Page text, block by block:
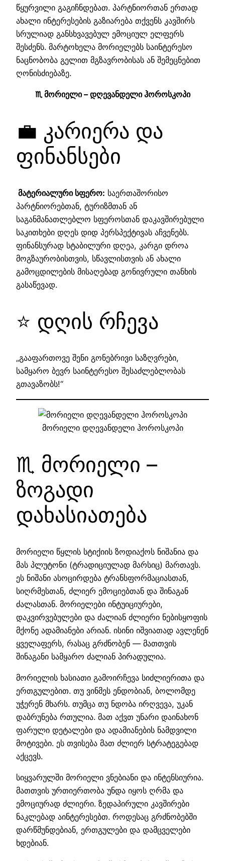
წყურვილი გაგიჩნდებათ. პარტნიორთან ერთად
ახალი ინტერესების გაზიარება თქვენს კავშირს
სრულიად განსხვავებულ ემოციულ ელფერს
შესძენს. მარტოხელა მორიელებს საინტერესო
ნაცნობობა გელით მგზავრობისას ან შემეცნებით
ღონისძიებაზე.
♏ მორიელი – დღევანდელი ჰოროსკოპი
💼 კარიერა და
ფინანსები
მატერიალური სფერო: საერთაშორისო
პარტნიორებთან, ტურიზმთან ან
საგანმანათლებლო სფეროსთან დაკავშირებული
საკითხები დღეს დიდ პერსპექტივას აჩვენებს.
ფინანსურად სტაბილური დღეა, კარგი დროა
მოგზაურობისთვის, სწავლისთვის ან ახალი
გამოცდილების მისაღებად გონივრული თანხის
გასაწევად.
⭐ დღის რჩევა
„გააფართოვე შენი გონებრივი საზღვრები,
სამყარო ბევრ საინტერესო შესაძლებლობას
გთავაზობს!“
მორიელი დღევანდელი ჰოროსკოპი
♏ მორიელი –
ზოგადი
დახასიათება
მორიელი წყლის სტიქიის ზოდიაქოს ნიშანია და
მას პლუტონი (ტრადიციულად მარსიც) მართავს.
ეს ნიშანი ასოცირდება ტრანსფორმაციასთან,
სიღრმესთან, ძლიერ ემოციებთან და შინაგან
ძალასთან. მორიელები ინტუიციურები,
დაკვირვებულები და ძალიან ძლიერი ნებისყოფის
მქონე ადამიანები არიან. ისინი იშვიათად ავლენენ
ყველაფერს, რასაც გრძნობენ — მათთვის
შინაგანი სამყარო ძალიან პირადულია.
მორიელის ხასიათი გამოირჩევა სიძლიერითა და
ერთგულებით. თუ ვინმეს ენდობიან, ბოლომდე
უჭერენ მხარს. თუმცა თუ ნდობა ირღვევა, უკან
დაბრუნება რთულია. მათ აქვთ უნარი დაინახონ
ფარული დეტალები და ადამიანების ნამდვილი
მოტივები. ეს თვისება მათ ძლიერ სტრატეგებად
აქცევს.
სიყვარულში მორიელი ვნებიანი და ინტენსიურია.
მათთვის ურთიერთობა უნდა იყოს ღრმა და
ემოციურად ძლიერი. ზედაპირული კავშირები
ნაკლებად აინტერესებთ. როდესაც გრძნობებში
დარწმუნდებიან, ერთგულები და დამცველები
ხდებიან.